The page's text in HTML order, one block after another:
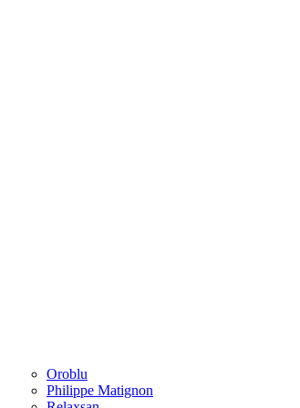
Oroblu
Philippe Matignon